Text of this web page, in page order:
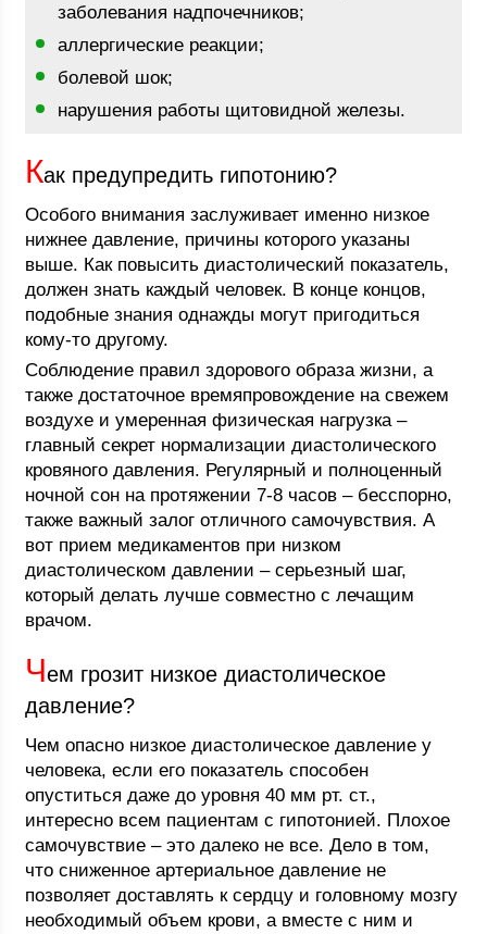
заболевания надпочечников;
аллергические реакции;
болевой шок;
нарушения работы щитовидной железы.
Как предупредить гипотонию?
Особого внимания заслуживает именно низкое
нижнее давление, причины которого указаны
выше. Как повысить диастолический показатель,
должен знать каждый человек. В конце концов,
подобные знания однажды могут пригодиться
кому-то другому.
Соблюдение правил здорового образа жизни, а
также достаточное времяпровождение на свежем
воздухе и умеренная физическая нагрузка –
главный секрет нормализации диастолического
кровяного давления. Регулярный и полноценный
ночной сон на протяжении 7-8 часов – бесспорно,
также важный залог отличного самочувствия. А
вот прием медикаментов при низком
диастолическом давлении – серьезный шаг,
который делать лучше совместно с лечащим
врачом.
Чем грозит низкое диастолическое
давление?
Чем опасно низкое диастолическое давление у
человека, если его показатель способен
опуститься даже до уровня 40 мм рт. ст.,
интересно всем пациентам с гипотонией. Плохое
самочувствие – это далеко не все. Дело в том,
что сниженное артериальное давление не
позволяет доставлять к сердцу и головному мозгу
необходимый объем крови, а вместе с ним и